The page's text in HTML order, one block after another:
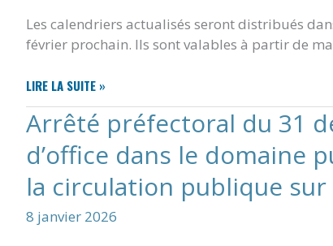
MAIRIE
–
NOUS
Les calendriers actualisés seront distribués
février prochain. Ils sont valables à partir de
DÉCHETS
:
LES
CALENDRIERS
DE
COLLECTE
2026
SONT
DISPONIBLES
LIRE LA SUITE »
Arrêté préfectoral du 31
d’office dans le domaine
la circulation publique
8 janvier 2026